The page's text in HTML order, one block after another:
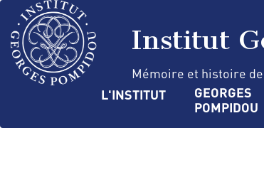
Aller
au
contenu
principal
Institut
Mémoire et histoire
Navigation
L'INSTITUT
GEORGES
POMPIDOU
Panneau de gestion des cookies